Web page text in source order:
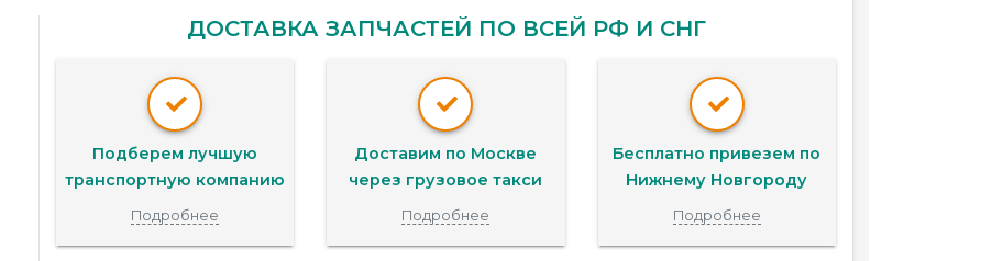
ДОСТАВКА ЗАПЧАСТЕЙ ПО ВСЕЙ РФ И СНГ
Подберем лучшую
транспортную компанию
Подробнее
Доставим по Москве
через грузовое такси
Подробнее
Бесплатно привезем по
Нижнему Новгороду
Подробнее